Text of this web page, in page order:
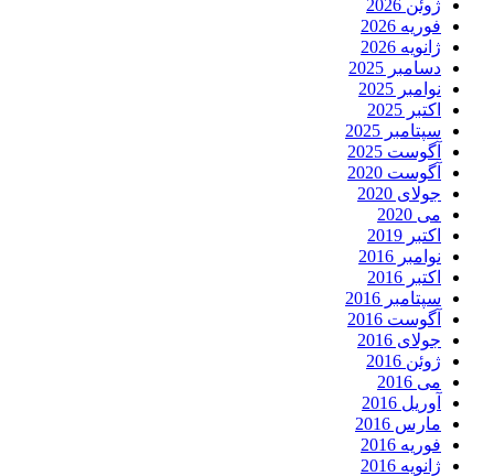
ژوئن 2026
فوریه 2026
ژانویه 2026
دسامبر 2025
نوامبر 2025
اکتبر 2025
سپتامبر 2025
آگوست 2025
آگوست 2020
جولای 2020
می 2020
اکتبر 2019
نوامبر 2016
اکتبر 2016
سپتامبر 2016
آگوست 2016
جولای 2016
ژوئن 2016
می 2016
آوریل 2016
مارس 2016
فوریه 2016
ژانویه 2016